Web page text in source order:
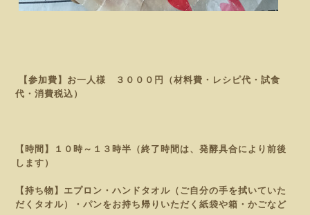
【参加費】お一人様 ３０００円（材料費・レシピ代・試食
代・消費税込）
【時間】１０時～１３時半（終了時間は、発酵具合により前後
します）
【持ち物】エプロン・ハンドタオル（ご自分の手を拭いていた
だくタオル）・パンをお持ち帰りいただく紙袋や箱・かごなど